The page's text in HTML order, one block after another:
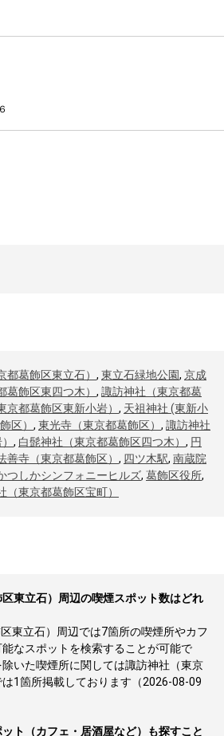
都葛飾区東立石） , 東立石緑地公園, 京成
葛飾区東四つ木） , 諏訪神社（東京都葛
京都葛飾区東新小岩） , 天祖神社 (東新小
区） , 東光寺（東京都葛飾区） , 諏訪神社
, 白髭神社（東京都葛飾区四つ木） , 円
善寺（東京都葛飾区） , 四ツ木駅, 南蔵院
つしかシンフォニーヒルズ, 葛飾区役所,
（東京都葛飾区宝町）
東立石）周辺の喫煙スポット数はどれ
東立石）周辺では7箇所の喫煙所やカフ
なスポットを検索することが可能で
いた喫煙所に関しては諏訪神社（東京
1箇所掲載しております（2026-08-09
ト（カフェ・居酒屋など）も探すこと